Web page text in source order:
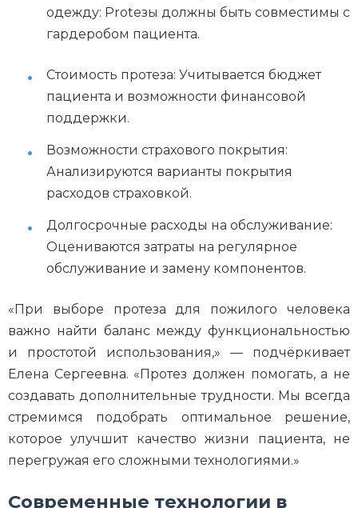
одежду: Protезы должны быть совместимы с
гардеробом пациента.
Стоимость протеза: Учитывается бюджет
пациента и возможности финансовой
поддержки.
Возможности страхового покрытия:
Анализируются варианты покрытия
расходов страховкой.
Долгосрочные расходы на обслуживание:
Оцениваются затраты на регулярное
обслуживание и замену компонентов.
«При выборе протеза для пожилого человека
важно найти баланс между функциональностью
и простотой использования,» — подчёркивает
Елена Сергеевна. «Протез должен помогать, а не
создавать дополнительные трудности. Мы всегда
стремимся подобрать оптимальное решение,
которое улучшит качество жизни пациента, не
перегружая его сложными технологиями.»
Современные технологии в